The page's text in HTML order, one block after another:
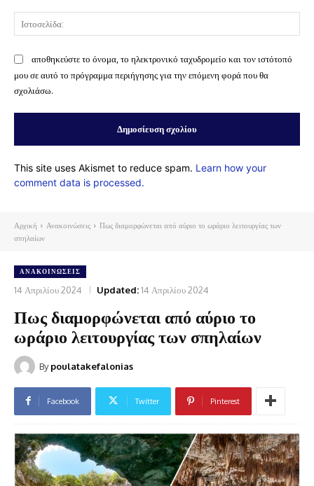
αποθηκεύστε το όνομα, το ηλεκτρονικό ταχυδρομείο και τον ιστότοπό
μου σε αυτό το πρόγραμμα περιήγησης για την επόμενη φορά που θα
σχολιάσω.
This site uses Akismet to reduce spam. Learn how your
comment data is processed.